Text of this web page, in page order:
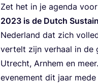
Zet het in je agen­da
2023 is de Dut­ch
Neder­land dat zich
ver­telt zijn ver­haal in de
Utrecht, Arn­hem en
eve­ne­ment dit jaar